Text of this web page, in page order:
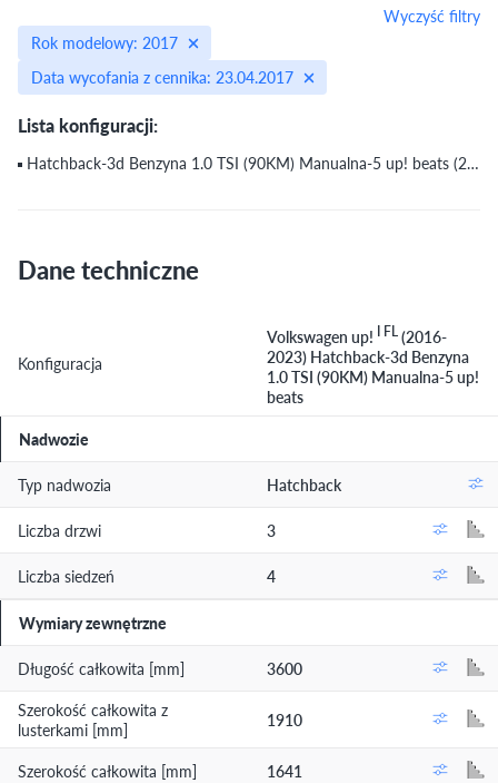
Wyczyść filtry
Rok modelowy: 2017
Data wycofania z cennika: 23.04.2017
Lista konfiguracji:
Hatchback-3d Benzyna 1.0 TSI (90KM) Manualna-5 up! beats (2017) (do 23.04.2017)
Dane techniczne
Konfiguracja
Volkswagen up! I FL (2016-
2023) Hatchback-3d Benzyna
1.0 TSI (90KM) Manualna-5 up!
beats
Nadwozie
Typ nadwozia Hatchback
Liczba drzwi 3
Liczba siedzeń 4
Wymiary zewnętrzne
Długość całkowita [mm]
3600
Szerokość całkowita z
lusterkami [mm]
1910
Szerokość całkowita [mm] 1641